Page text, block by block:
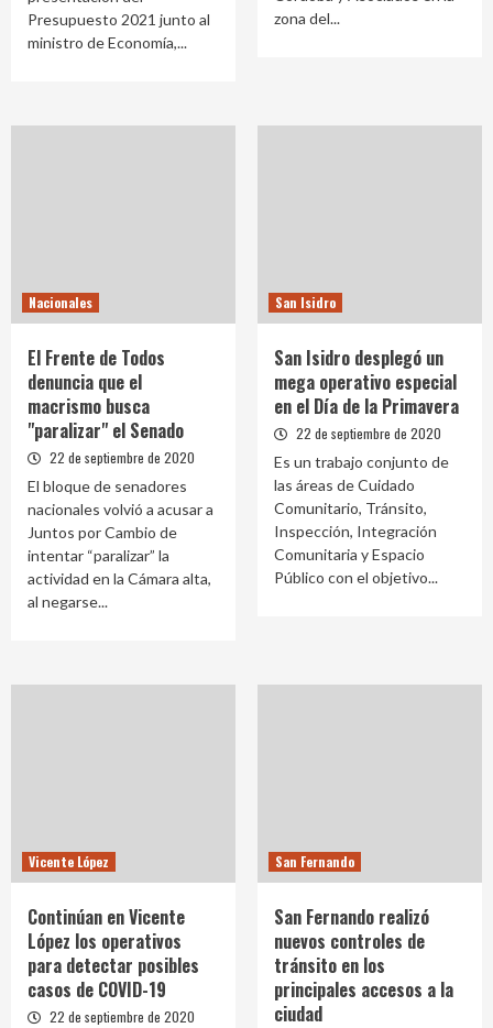
Presupuesto 2021 junto al
ministro de Economía,...
zona del...
Nacionales
El Frente de Todos
denuncia que el
macrismo busca
"paralizar" el Senado
22 de septiembre de 2020
El bloque de senadores
nacionales volvió a acusar a
Juntos por Cambio de
intentar “paralizar” la
actividad en la Cámara alta,
al negarse...
San Isidro
San Isidro desplegó un
mega operativo especial
en el Día de la Primavera
22 de septiembre de 2020
Es un trabajo conjunto de
las áreas de Cuidado
Comunitario, Tránsito,
Inspección, Integración
Comunitaria y Espacio
Público con el objetivo...
Vicente López
Continúan en Vicente
López los operativos
para detectar posibles
casos de COVID-19
22 de septiembre de 2020
San Fernando
San Fernando realizó
nuevos controles de
tránsito en los
principales accesos a la
ciudad